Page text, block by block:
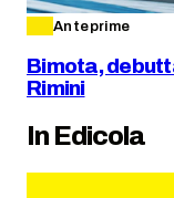
Anteprime
Bimota,
Rimini
In Edicola